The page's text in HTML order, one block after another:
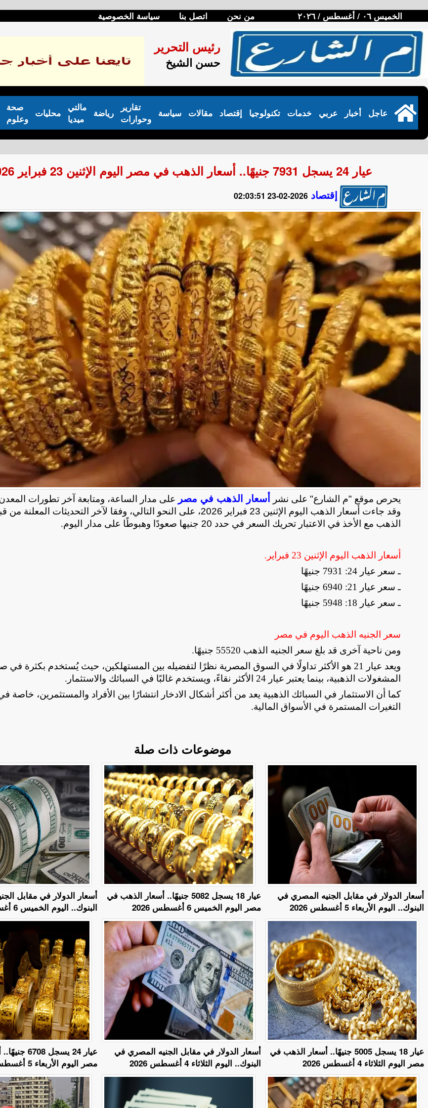
الخميس ٠٦ / أغسطس / ٢٠٢٦ من نحن اتصل بنا سياسة الخصوصية
رئيس التحرير
حسن الشيخ
صحة
وعلوم
محليات
مالتي
ميديا
رياضة
تقارير
وحوارات
سياسة مقالات إقتصاد تكنولوجيا خدمات عربي أخبار عاجل
عيار 24 يسجل 7931 جنيهًا.. أسعار الذهب في مصر اليوم الإثنين 23 فبراير 2026
إقتصاد 2026-02-23 02:03:51
يحرص موقع "م الشارع" على نشر أسعار الذهب في مصر على مدار الساعة، ومتابعة آخر تطورات
وقد جاءت أسعار الذهب اليوم الإثنين 23 فبراير 2026، على النحو التالي، وفقا لآخر التحديثات
الذهب مع الأخذ في الاعتبار تحريك السعر في حدد 20 جنيها صعودًا وهبوطًا على مدار اليوم
.
أسعار الذهب اليوم الإثنين 23 فبراير
.
ـ سعر عيار 24: 7931 جنيهًا
ـ سعر عيار 21: 6940 جنيهًا
ـ سعر عيار 18: 5948 جنيهًا
سعر الجنيه الذهب اليوم في مصر
ومن ناحية آخرى قد بلغ سعر الجنيه الذهب 55520 جنيهًا
.
ويعد عيار 21 هو الأكثر تداولًا في السوق المصرية نظرًا لتفضيله بين المستهلكين، حيث يُستخدم بكثرة في
المشغولات الذهبية، بينما يعتبر عيار 24 الأكثر نقاءً، ويستخدم غالبًا في السبائك والاستثمار
.
كما أن الاستثمار في السبائك الذهبية يعد من أكثر أشكال الادخار انتشارًا بين الأفراد والمستثمرين، خاصة
التغيرات المستمرة في الأسواق المالية.
موضوعات ذات صلة
أسعار الدولار في مقابل
البنوك.. اليوم الخميس 6 أغسطس 2026
عيار 18 يسجل 5082 جنيهًا.. أسعار الذهب في
مصر اليوم الخميس 6 أغسطس 2026
أسعار الدولار في مقابل الجنيه المصري في
البنوك.. اليوم الأربعاء 5 أغسطس 2026
عيار 24
مصر اليوم الأربعاء 5 أغسطس 2026
أسعار الدولار في مقابل الجنيه المصري في
البنوك.. اليوم الثلاثاء 4 أغسطس 2026
عيار 18 يسجل 5005 جنيهًا.. أسعار الذهب في
مصر اليوم الثلاثاء 4 أغسطس 2026